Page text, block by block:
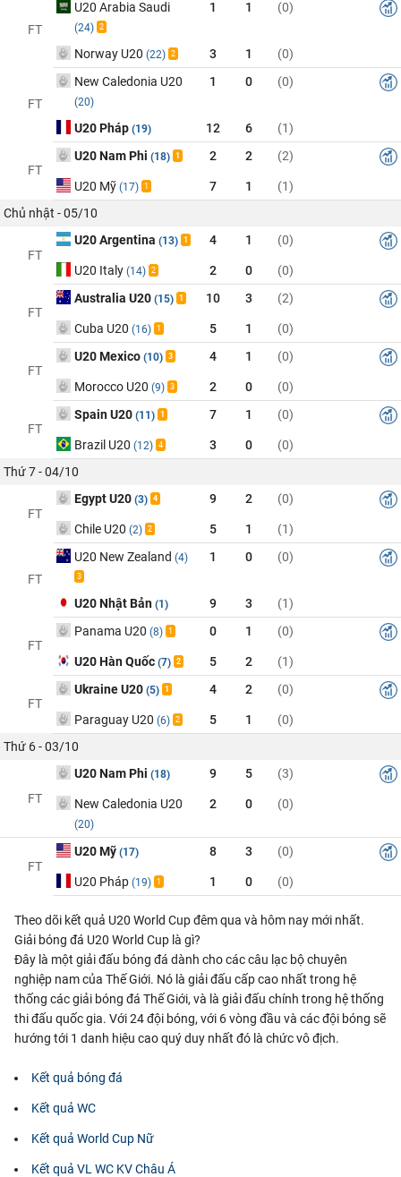
FT
U20 Arabia Saudi
(24) 2
1 1 (0)
Norway U20 (22) 2 3 1 (0)
FT
New Caledonia U20
(20)
1 0 (0)
U20 Pháp (19) 12 6 (1)
FT
U20 Nam Phi (18) 1 2 2 (2)
U20 Mỹ (17) 1 7 1
(1)
Chủ nhật - 05/10
FT
U20 Argentina (13) 1 4 1 (0)
U20 Italy (14) 2 2 0 (0)
FT
Australia U20 (15) 1 10 3 (2)
Cuba U20 (16) 1 5 1 (0)
FT
U20 Mexico (10) 3 4 1 (0)
Morocco U20 (9) 3 2 0 (0)
FT
Spain U20 (11) 1 7 1 (0)
Brazil U20 (12) 4 3 0
(0)
Thứ 7 - 04/10
FT
Egypt U20 (3) 4 9 2 (0)
Chile U20 (2) 2 5 1 (1)
FT
U20 New Zealand (4)
3
1 0 (0)
U20 Nhật Bản (1) 9 3 (1)
FT
Panama U20 (8) 1 0 1 (0)
U20 Hàn Quốc (7) 2 5 2 (1)
FT
Ukraine U20 (5) 1 4 2 (0)
Paraguay U20 (6) 2 5 1
(0)
Thứ 6 - 03/10
FT
U20 Nam Phi (18) 9 5 (3)
New Caledonia U20
(20)
2 0 (0)
FT
U20 Mỹ (17) 8 3 (0)
U20 Pháp (19) 1 1 0 (0)
Theo dõi kết quả U20 World Cup đêm qua và hôm nay mới nhất.
Giải bóng đá U20 World Cup là gì?
Đây là một giải đấu bóng đá dành cho các câu lạc bộ chuyên
nghiệp nam của Thế Giới. Nó là giải đấu cấp cao nhất trong hệ
thống các giải bóng đá Thế Giới, và là giải đấu chính trong hệ thống
thi đấu quốc gia. Với 24 đội bóng, với 6 vòng đầu và các đội bóng sẽ
hướng tới 1 danh hiệu cao quý duy nhất đó là chức vô địch.
Kết quả bóng đá
Kết quả WC
Kết quả World Cup Nữ
Kết quả VL WC KV Châu Á